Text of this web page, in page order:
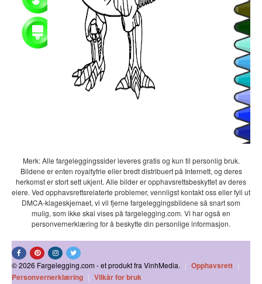
Merk: Alle fargeleggingssider leveres gratis og kun til personlig bruk.
Bildene er enten royaltyfrie eller bredt distribuert på Internett, og deres
herkomst er stort sett ukjent. Alle bilder er opphavsrettsbeskyttet av deres
eiere. Ved opphavsrettsrelaterte problemer, vennligst kontakt oss eller fyll ut
DMCA-klageskjemaet, vi vil fjerne fargeleggingsbildene så snart som
mulig, som ikke skal vises på fargelegging.com. Vi har også en
personvernerklæring for å beskytte din personlige informasjon.
© 2026 Fargelegging.com - et produkt fra VinhMedia. | Opphavsrett |
Personvernerklæring | Vilkår for bruk